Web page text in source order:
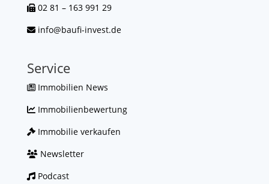
02 81 – 163 991 29
info@baufi-invest.de
Service
Immobilien News
Immobilienbewertung
Immobilie verkaufen
Newsletter
Podcast